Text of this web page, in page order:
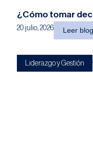
¿Cómo tomar
20 julio, 2026 Leer blog
Liderazgo y Gestión